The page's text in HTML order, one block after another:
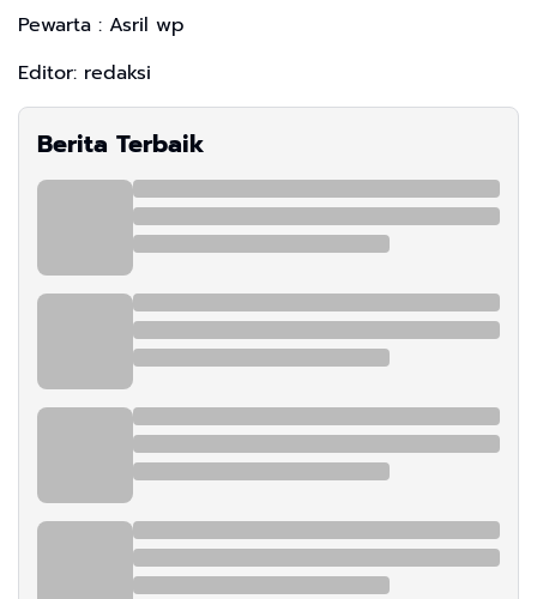
Pewarta : Asril wp
Editor: redaksi
Berita Terbaik